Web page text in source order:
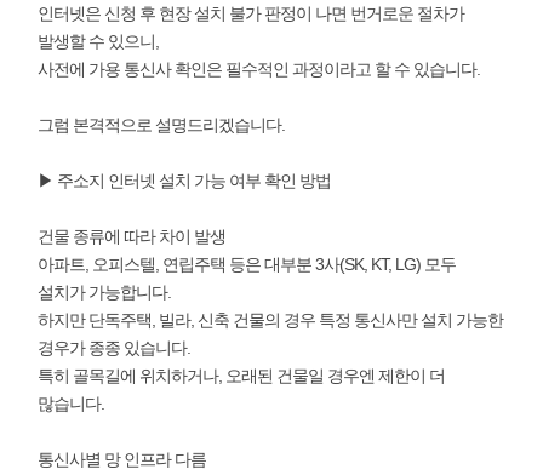
인터넷은 신청 후 현장 설치 불가 판정이 나면 번거로운 절차가
발생할 수 있으니,
사전에 가용 통신사 확인은 필수적인 과정이라고 할 수 있습니다.
그럼 본격적으로 설명드리겠습니다.
▶ 주소지 인터넷 설치 가능 여부 확인 방법
건물 종류에 따라 차이 발생
아파트, 오피스텔, 연립주택 등은 대부분 3사(SK, KT, LG) 모두
설치가 가능합니다.
하지만 단독주택, 빌라, 신축 건물의 경우 특정 통신사만 설치 가능한
경우가 종종 있습니다.
특히 골목길에 위치하거나, 오래된 건물일 경우엔 제한이 더
많습니다.
통신사별 망 인프라 다름